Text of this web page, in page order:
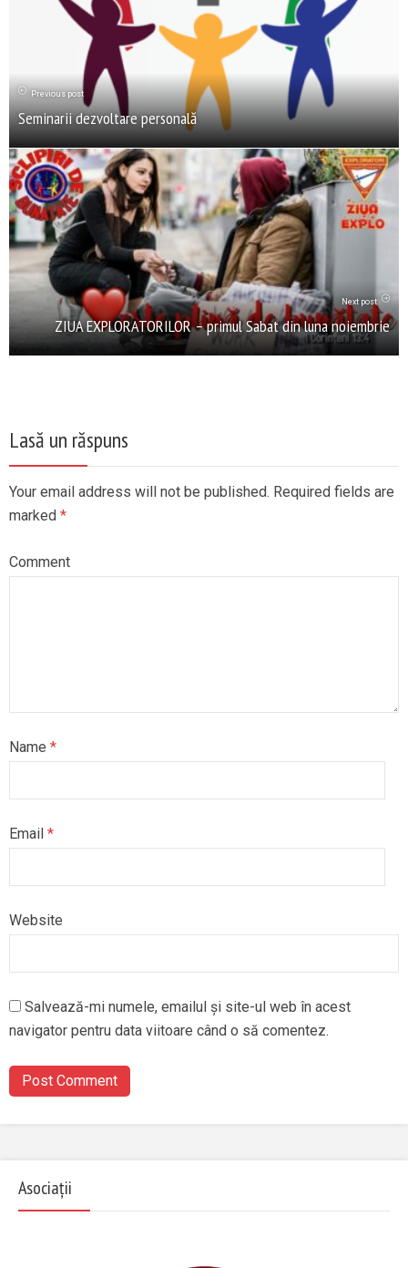
Previous post
Seminarii dezvoltare personală
Next post
ZIUA EXPLORATORILOR – primul Sabat din luna noiembrie
Lasă un răspuns
Your email address will not be published. Required fields are
marked *
Comment
Name *
Email *
Website
Salvează-mi numele, emailul și site-ul web în acest
navigator pentru data viitoare când o să comentez.
Asociații